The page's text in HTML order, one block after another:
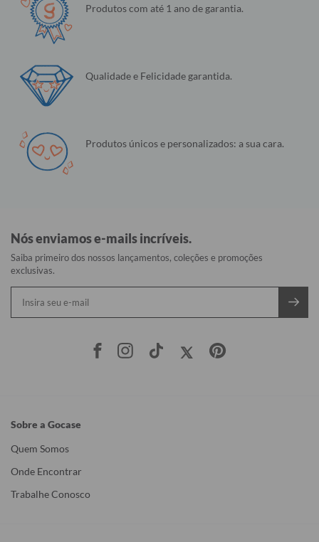
Produtos com até 1 ano de garantia.
Qualidade e Felicidade garantida.
Produtos únicos e personalizados: a sua cara.
Nós enviamos e-mails incríveis.
Saiba primeiro dos nossos lançamentos, coleções e promoções
exclusivas.
Sobre a Gocase
Quem Somos
Onde Encontrar
Trabalhe Conosco